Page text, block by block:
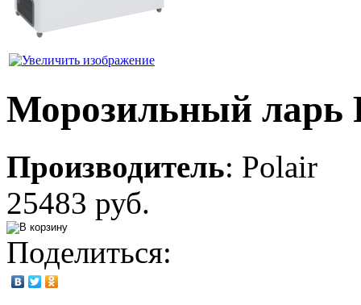
Морозильный ларь
Производитель: Polair
25483 руб.
Поделиться: